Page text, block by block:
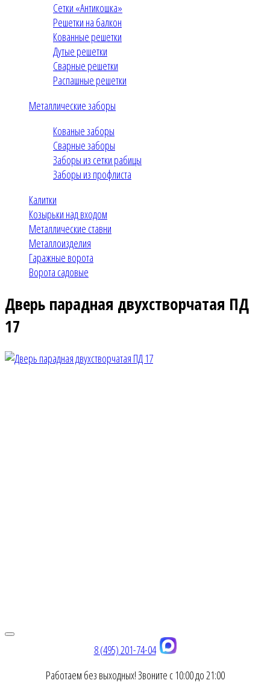
Сетки «Антикошка»
Решетки на балкон
Кованные решетки
Дутые решетки
Сварные решетки
Распашные решетки
Металлические заборы
Кованые заборы
Сварные заборы
Заборы из сетки рабицы
Заборы из профлиста
Калитки
Козырьки над входом
Металлические ставни
Металлоизделия
Гаражные ворота
Ворота садовые
Дверь парадная двухстворчатая ПД
17
8 (495) 201-74-04
Работаем без выходных! Звоните с 10:00 до 21:00